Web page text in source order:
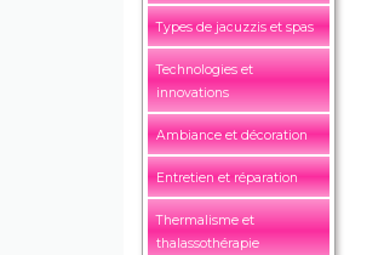
Types de jacuzzis et spas
Technologies et
innovations
Ambiance et décoration
Entretien et réparation
Thermalisme et
thalassothérapie